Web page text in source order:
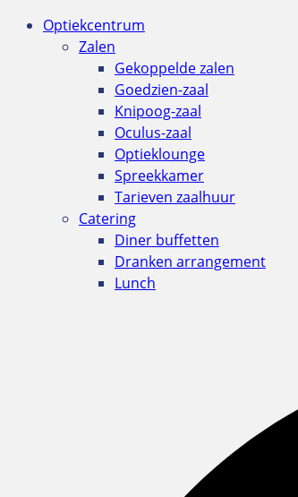
Optiekcentrum
Zalen
Gekoppelde zalen
Goedzien-zaal
Knipoog-zaal
Oculus-zaal
Optieklounge
Spreekkamer
Tarieven zaalhuur
Catering
Diner buffetten
Dranken arrangement
Lunch